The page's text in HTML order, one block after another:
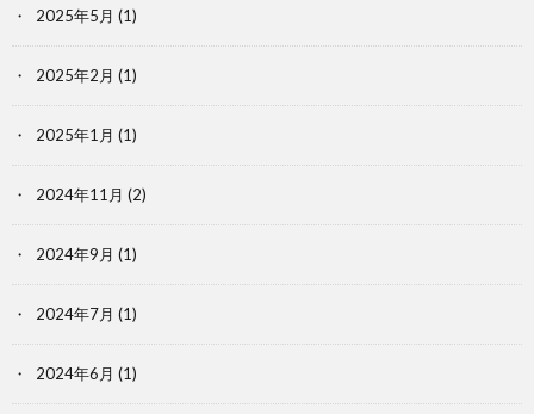
2025年5月 (1)
2025年2月 (1)
2025年1月 (1)
2024年11月 (2)
2024年9月 (1)
2024年7月 (1)
2024年6月 (1)